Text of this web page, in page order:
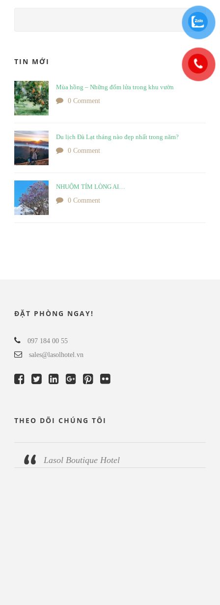
TIN MỚI
Mùa hồng – Những đốm lửa trong khu vườn
0 Comment
Du lịch Đà Lạt tháng nào đẹp nhất trong năm?
0 Comment
NHUỘM TÍM LÒNG AI…
0 Comment
ĐẶT PHÒNG NGAY!
097 184 00 55
sales@lasolhotel.vn
THEO DÕI CHÚNG TÔI
Lasol Boutique Hotel